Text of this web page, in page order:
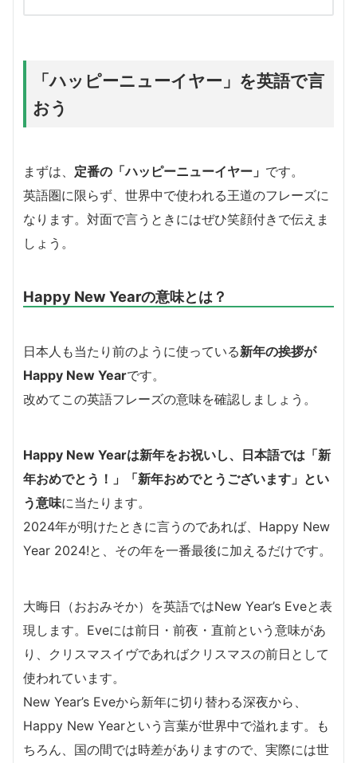
「ハッピーニューイヤー」を英語で言
おう
まずは、 定番の「ハッピーニューイヤー」 です。
英語圏に限らず、世界中で使われる王道のフレーズに
なります。対面で言うときにはぜひ笑顔付きで伝えま
しょう。
Happy New Yearの意味とは？
日本人も当たり前のように使っている新年の挨拶が
Happy New Yearです。
改めてこの英語フレーズの意味を確認しましょう。
Happy New Yearは新年をお祝いし、日本語では「新
年おめでとう！」「新年おめでとうございます」とい
う意味に当たります。
2024年が明けたときに言うのであれば、Happy New
Year 2024!と、その年を一番最後に加えるだけです。
大晦日（おおみそか）を英語ではNew Year’s Eveと表
現します。Eveには前日・前夜・直前という意味があ
り、クリスマスイヴであればクリスマスの前日として
使われています。
New Year’s Eveから新年に切り替わる深夜から、
Happy New Yearという言葉が世界中で溢れます。も
ちろん、国の間では時差がありますので、実際には世